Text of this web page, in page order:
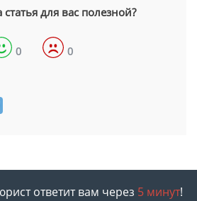
для вас полезной?
0 0
ответит вам через 5 минут!